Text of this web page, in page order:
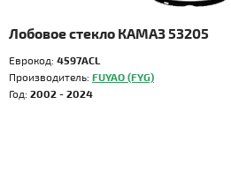
Лобовое стекло КАМАЗ 53205
Еврокод: 4597ACL
Производитель: FUYAO (FYG)
Год: 2002 - 2024